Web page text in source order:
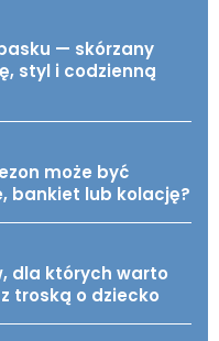
— skórzany
styl i codzienną
może być
bankiet lub kolację?
dla których warto
troską o dziecko